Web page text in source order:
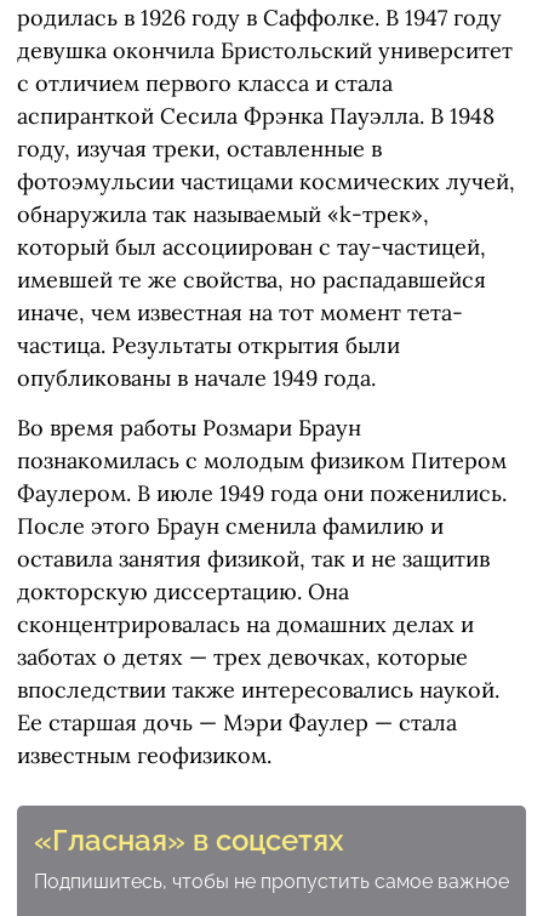
родилась в 1926 году в Саффолке. В 1947 году
девушка окончила Бристольский университет
с отличием первого класса и стала
аспиранткой Сесила Фрэнка Пауэлла. В 1948
году, изучая треки, оставленные в
фотоэмульсии частицами космических лучей,
обнаружила так называемый «k-трек»,
который был ассоциирован с тау-частицей,
имевшей те же свойства, но распадавшейся
иначе, чем известная на тот момент тета-
частица. Результаты открытия были
опубликованы в начале 1949 года.
Во время работы Розмари Браун
познакомилась с молодым физиком Питером
Фаулером. В июле 1949 года они поженились.
После этого Браун сменила фамилию и
оставила занятия физикой, так и не защитив
докторскую диссертацию. Она
сконцентрировалась на домашних делах и
заботах о детях — трех девочках, которые
впоследствии также интересовались наукой.
Ее старшая дочь — Мэри Фаулер — стала
известным геофизиком.
«Гласная» в соцсетях
Подпишитесь, чтобы не пропустить самое важное